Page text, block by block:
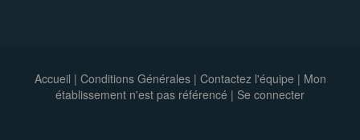
Accueil | Conditions Générales| Contactez l'équipe | Mon
établissement n'est pas référencé | Se connecter